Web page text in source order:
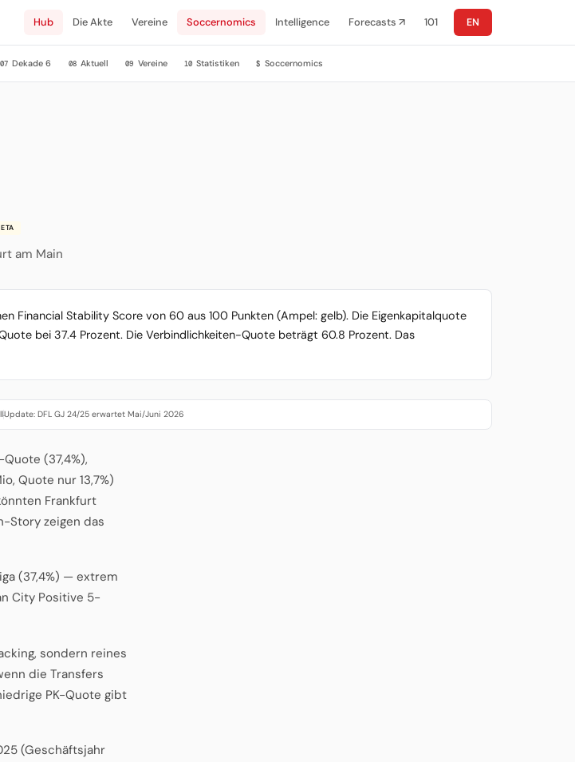
Hub Die Akte Vereine Soccernomics Intelligence Forecasts ↗ 101 EN
07 Dekade 6 08 Aktuell 09 Vereine 10 Statistiken $ Soccernomics
am Main
Financial Stability Score von 60 aus 100 Punkten (Ampel: gelb). Die Eigenkapitalquote
bei 37.4 Prozent. Die Verbindlichkeiten-Quote beträgt 60.8 Prozent. Das
·Update: DFL GJ 24/25 erwartet Mai/Juni 2026
(37,4%),
Quote nur 13,7%)
Frankfurt
Story zeigen das
(37,4%) — extrem
City Positive 5-
sondern reines
die Transfers
PK-Quote gibt
(Geschäftsjahr